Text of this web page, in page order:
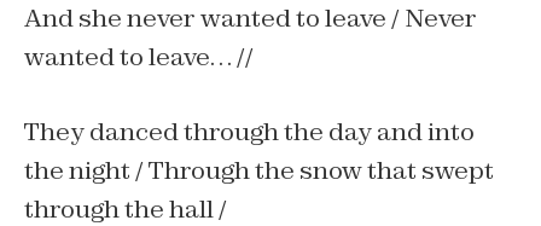
And she never wanted to leave /Never
wanted to leave… //
They danced through the day and into
the night /Through the snow that swept
through the hall /